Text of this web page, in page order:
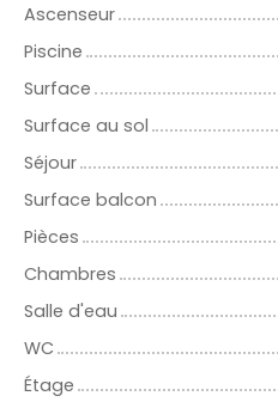
Ascenseur
Piscine
Surface
Surface au sol
Séjour
Surface balcon
Pièces
Chambres
Salle d'eau
WC
Étage